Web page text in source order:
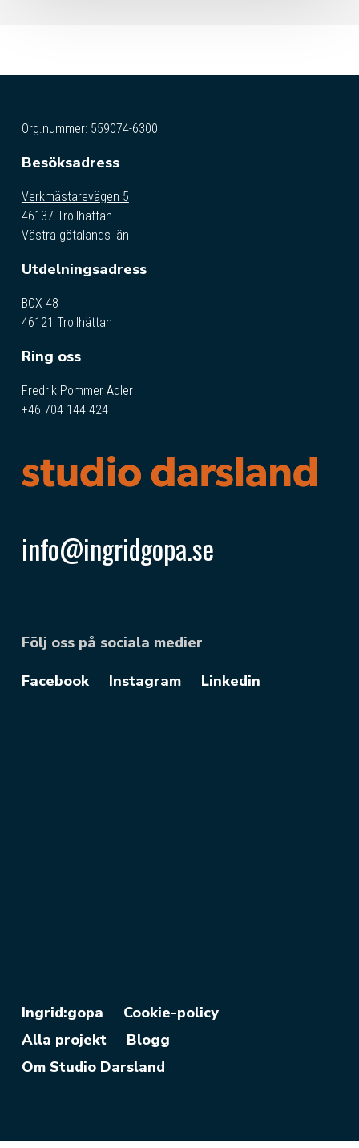
Org.nummer: 559074-6300
Besöksadress
Verkmästarevägen 5
46137 Trollhättan
Västra götalands län
Utdelningsadress
BOX 48
46121 Trollhättan
Ring oss
Fredrik Pommer Adler
+46 704 144 424
info@ingridgopa.se
Följ oss på sociala medier
Facebook
Instagram Linkedin
Ingrid:gopa
Cookie-policy
Alla projekt
Blogg
Om Studio Darsland